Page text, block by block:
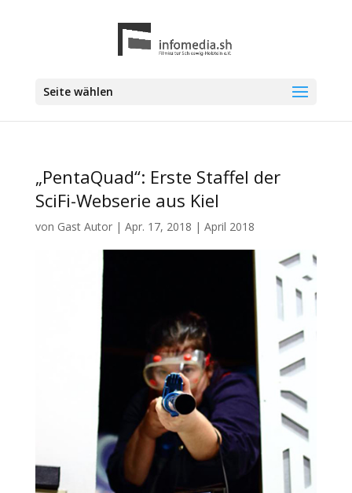
Seite wählen
„PentaQuad“: Erste Staffel der
SciFi-Webserie aus Kiel
von Gast Autor| Apr. 17, 2018 | April 2018